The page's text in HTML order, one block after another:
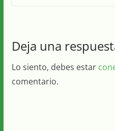
Deja una
Lo siento, debes estar
comentario.